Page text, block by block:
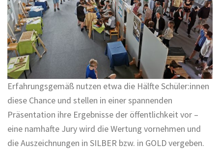
Erfahrungsgemäß nutzen etwa die Hälfte Schüler:innen
diese Chance und stellen in einer spannenden
Präsentation ihre Ergebnisse der öffentlichkeit vor –
eine namhafte Jury wird die Wertung vornehmen und
die Auszeichnungen in SILBER bzw. in GOLD vergeben.